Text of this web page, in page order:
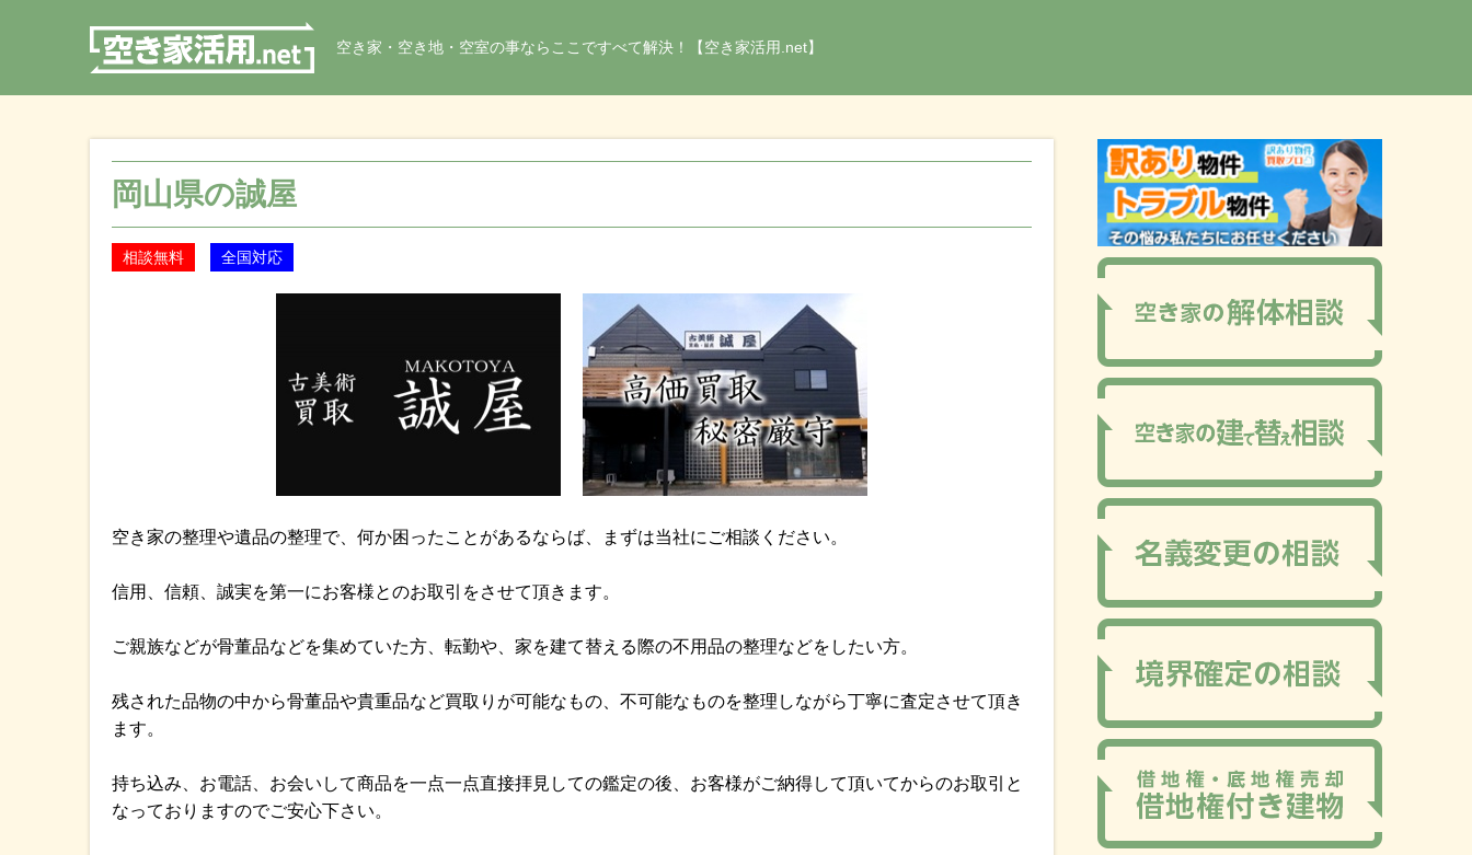
空き家・空き地・空室の事ならここですべて解決！【空き家活用.net】
岡山県の誠屋
相談無料 全国対応
空き家の整理や遺品の整理で、何か困ったことがあるならば、まずは当社にご相談ください。
信用、信頼、誠実を第一にお客様とのお取引をさせて頂きます。
ご親族などが骨董品などを集めていた方、転勤や、家を建て替える際の不用品の整理などをしたい方。
残された品物の中から骨董品や貴重品など買取りが可能なもの、不可能なものを整理しながら丁寧に査定させて頂き
ます。
持ち込み、お電話、お会いして商品を一点一点直接拝見しての鑑定の後、お客様がご納得して頂いてからのお取引と
なっておりますのでご安心下さい。